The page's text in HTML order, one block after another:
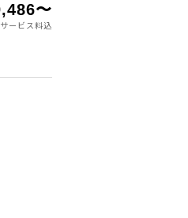
〜
ービス料込